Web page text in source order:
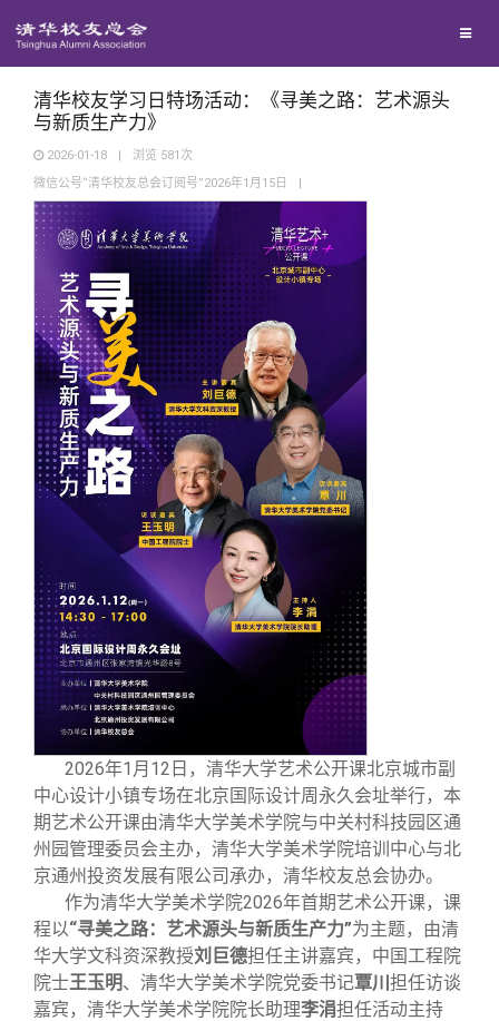
地区联络
年级联络
院系校友工作
专业委员会
兴趣群体
西南联大校友会
回馈母校
捐赠项目
捐赠新闻
捐赠纪事
捐赠方法
义工计划
媒体平台
《清华校友通讯》
《水木清华》
我要订阅
新媒体平台
百年清华
清华人物
清华故事
青春风采
校友文苑
校友讲坛
校友视界
校友服务
终身学习
信息化服务
三创大赛
实用信息
校友总会
总会简介
会长致辞
总会章程
理事会名单
联系我们
关闭
清华校友学习日特场活动：《寻美之路：艺术源头
与新质生产力》
2026-01-18 | 浏览 581 次
微信公号“清华校友总会订阅号”2026年1月15日
|
2026年1月12日，清华大学艺术公开课北京城市副
中心设计小镇专场在北京国际设计周永久会址举行，本
期艺术公开课由清华大学美术学院与中关村科技园区通
州园管理委员会主办，清华大学美术学院培训中心与北
京通州投资发展有限公司承办，清华校友总会协办。
作为清华大学美术学院2026年首期艺术公开课，课
程以“寻美之路：艺术源头与新质生产力”为主题，由清
华大学文科资深教授刘巨德担任主讲嘉宾，中国工程院
院士王玉明、清华大学美术学院党委书记覃川担任访谈
嘉宾，清华大学美术学院院长助理李涓担任活动主持